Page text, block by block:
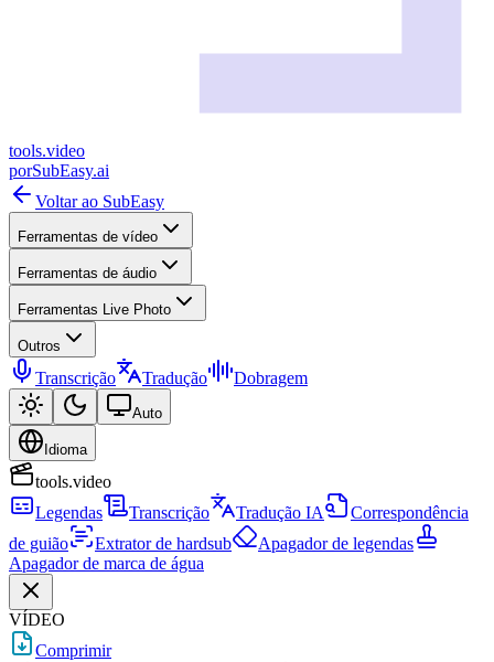
tools.video
porSubEasy.ai
Voltar ao SubEasy
Ferramentas de vídeo
Ferramentas de áudio
Ferramentas Live Photo
Outros
Transcrição Tradução Dobragem
Auto
Idioma
tools.video
Legendas
Transcrição Tradução IA
Correspondência
de guião
Extrator de hardsub
Apagador de legendas
Apagador de marca de água
VÍDEO
Comprimir